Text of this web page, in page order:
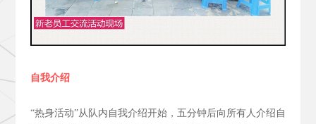
自我介绍
“热身活动”从队内自我介绍开始，五分钟后向所有人介绍自